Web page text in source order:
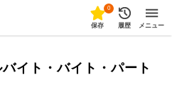
0
保存 履歴 メニュー
イト・バイト・パート